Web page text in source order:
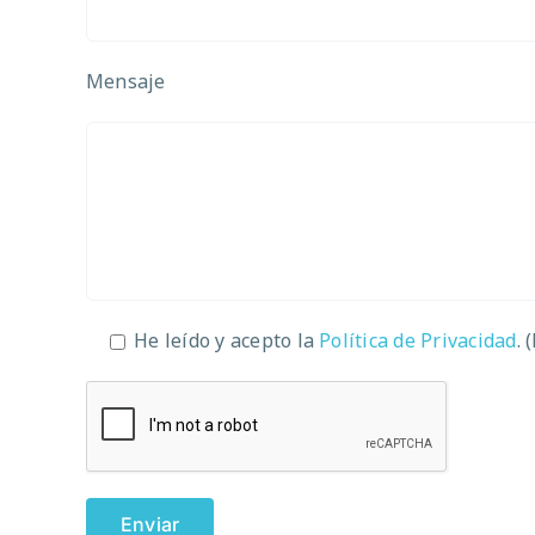
Mensaje
He leído y acepto la Política de Privacidad.